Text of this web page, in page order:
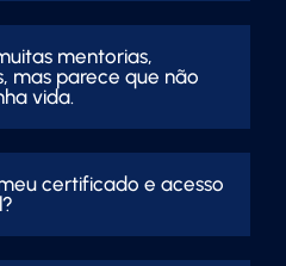
mentorias,
mas parece que não
vida.
certificado e acesso